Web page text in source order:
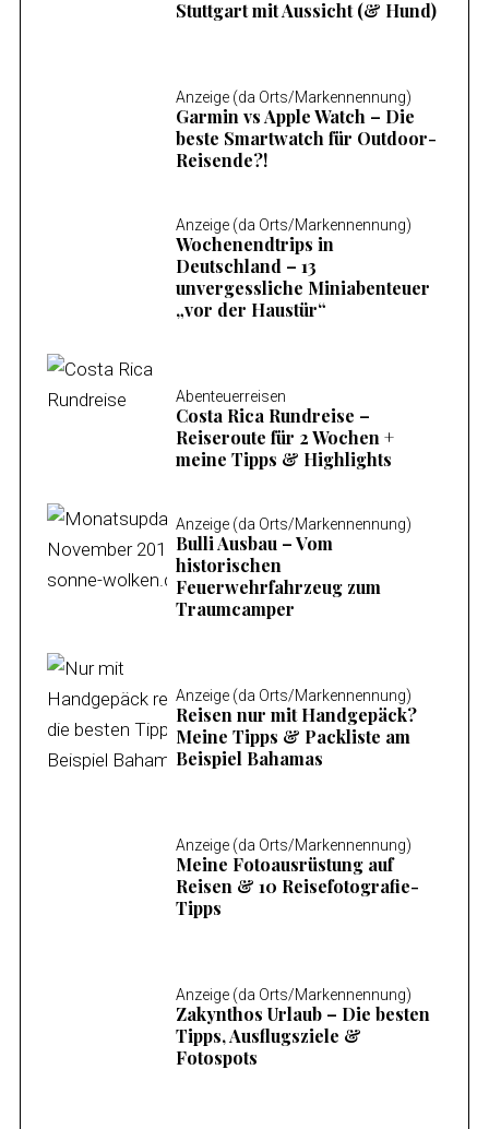
Stuttgart mit Aussicht (& Hund)
Anzeige (da Orts/Markennennung)
Garmin vs Apple Watch – Die
beste Smartwatch für Outdoor-
Reisende?!
Anzeige (da Orts/Markennennung)
Wochenendtrips in
Deutschland – 13
unvergessliche Miniabenteuer
„vor der Haustür“
Abenteuerreisen
Costa Rica Rundreise –
Reiseroute für 2 Wochen +
meine Tipps & Highlights
Anzeige (da Orts/Markennennung)
Bulli Ausbau – Vom
historischen
Feuerwehrfahrzeug zum
Traumcamper
Anzeige (da Orts/Markennennung)
Reisen nur mit Handgepäck?
Meine Tipps & Packliste am
Beispiel Bahamas
Anzeige (da Orts/Markennennung)
Meine Fotoausrüstung auf
Reisen & 10 Reisefotografie-
Tipps
Anzeige (da Orts/Markennennung)
Zakynthos Urlaub – Die besten
Tipps, Ausflugsziele &
Fotospots